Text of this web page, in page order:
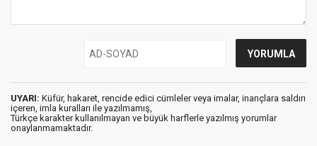
UYARI: Küfür, hakaret, rencide edici cümleler veya imalar, inançlara saldırı
içeren, imla kuralları ile yazılmamış,
Türkçe karakter kullanılmayan ve büyük harflerle yazılmış yorumlar
onaylanmamaktadır.